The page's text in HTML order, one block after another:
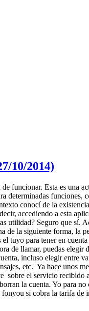
10/2014)
Esta es una
determinadas funciones,
conocí de la
accediendo a esta
utilidad? Seguro que sí.
de la siguiente forma, la
tuyo para tener en
de llamar, puedas elegir
incluso elegir entre
etc. Ya hace unos
sobre el servicio
la cuenta. Yo para no
si cobra la tarifa de